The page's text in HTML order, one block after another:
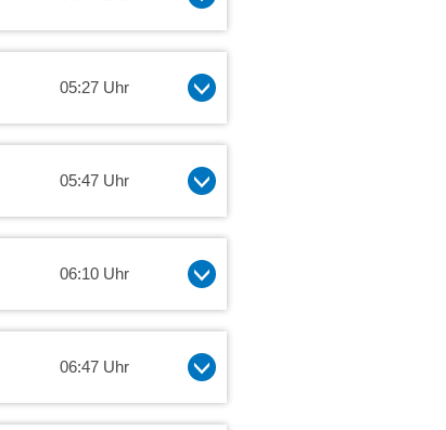
05:27 Uhr
05:47 Uhr
06:10 Uhr
06:47 Uhr